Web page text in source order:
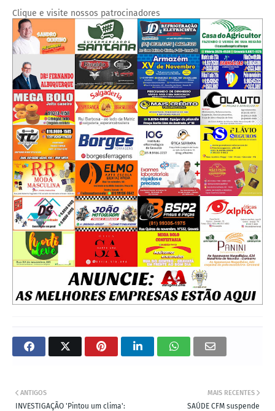
Clique e visite nossos patrocinadores
MAIS RECENTES
SAÚDE CFM suspende
ANTIGOS
INVESTIGAÇÃO 'Pintou um clima':